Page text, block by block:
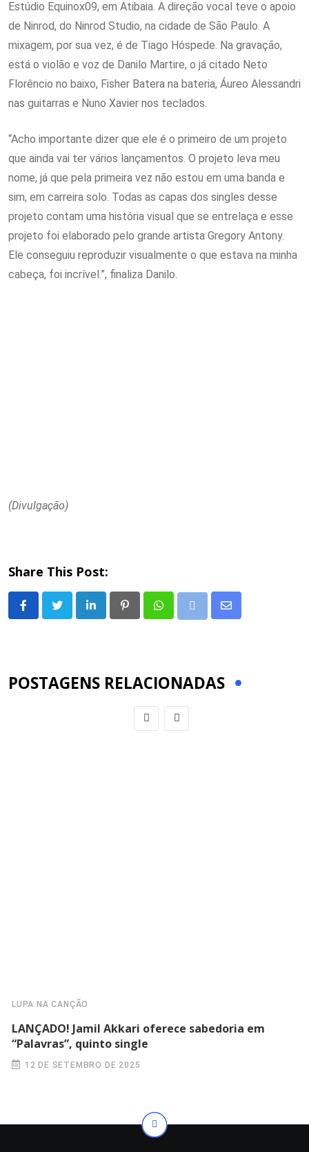
Estúdio Equinox09, em Atibaia. A direção vocal teve o apoio
de Ninrod, do Ninrod Studio, na cidade de São Paulo. A
mixagem, por sua vez, é de Tiago Hóspede. Na gravação,
está o violão e voz de Danilo Martire, o já citado Neto
Florêncio no baixo, Fisher Batera na bateria, Áureo Alessandri
nas guitarras e Nuno Xavier nos teclados.
“Acho importante dizer que ele é o primeiro de um projeto
que ainda vai ter vários lançamentos. O projeto leva meu
nome, já que pela primeira vez não estou em uma banda e
sim, em carreira solo. Todas as capas dos singles desse
projeto contam uma história visual que se entrelaça e esse
projeto foi elaborado pelo grande artista Gregory Antony.
Ele conseguiu reproduzir visualmente o que estava na minha
cabeça, foi incrível.”, finaliza Danilo.
(Divulgação)
Share This Post:
LinkedInPinterestWhatsappPrint
Share
POSTAGENS RELACIONADAS
LUPA NA CANÇÃO
LANÇADO! Jamil Akkari oferece sabedoria em
“Palavras”, quinto single
12 DE SETEMBRO DE 2025